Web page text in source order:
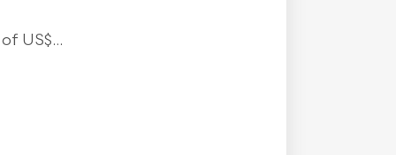
US$...